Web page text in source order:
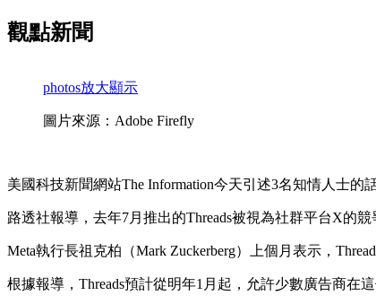
觀點新聞
photos放大顯示
圖片來源：Adobe Firefly
美國科技新聞網站The Information今天引述3名知情人士的
路透社報導，去年7月推出的Threads被視為社群平台X的
Meta執行長祖克柏（Mark Zuckerberg）上個月表示，
根據報導，Threads預計從明年1月起，允許少數廣告商在